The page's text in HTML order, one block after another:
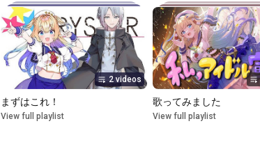
2 videos
まずはこれ！
View full playlist
歌ってみました
View full playlist